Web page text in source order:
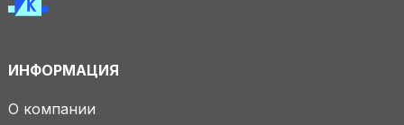
ИНФОРМАЦИЯ
О компании